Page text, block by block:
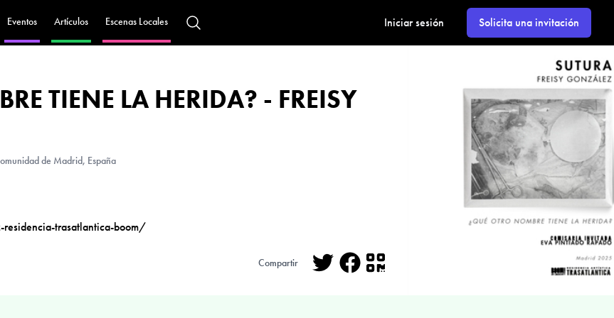
Eventos Artículos Escenas Locales Iniciar sesión Solicita una invitación
TIENE LA HERIDA? - FREISY
de Madrid, España
trasatlantica-boom/
Compartir